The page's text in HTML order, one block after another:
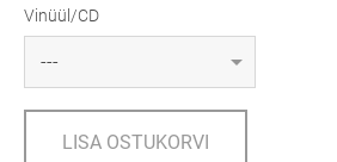
Vinüül/CD
LISA OSTUKORVI